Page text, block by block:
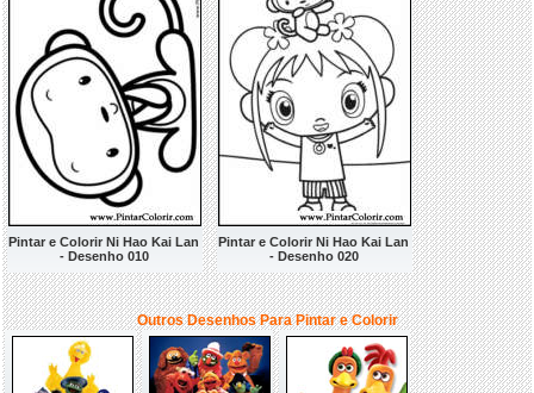
Pintar e Colorir Ni Hao Kai Lan
- Desenho 010
Pintar e Colorir Ni Hao Kai Lan
- Desenho 020
Outros Desenhos Para Pintar e Colorir